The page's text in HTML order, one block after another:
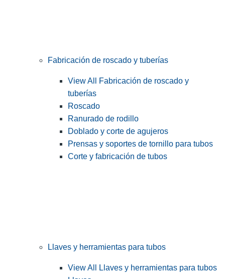
Fabricación de roscado y tuberías
View All Fabricación de roscado y
tuberías
Roscado
Ranurado de rodillo
Doblado y corte de agujeros
Prensas y soportes de tornillo para tubos
Corte y fabricación de tubos
Llaves y herramientas para tubos
View All Llaves y herramientas para tubos